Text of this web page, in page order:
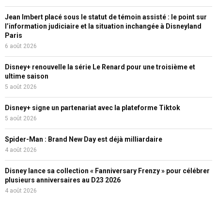
Jean Imbert placé sous le statut de témoin assisté : le point sur
l’information judiciaire et la situation inchangée à Disneyland
Paris
6 août 2026
Disney+ renouvelle la série Le Renard pour une troisième et
ultime saison
5 août 2026
Disney+ signe un partenariat avec la plateforme Tiktok
5 août 2026
Spider-Man : Brand New Day est déjà milliardaire
4 août 2026
Disney lance sa collection « Fanniversary Frenzy » pour célébrer
plusieurs anniversaires au D23 2026
4 août 2026